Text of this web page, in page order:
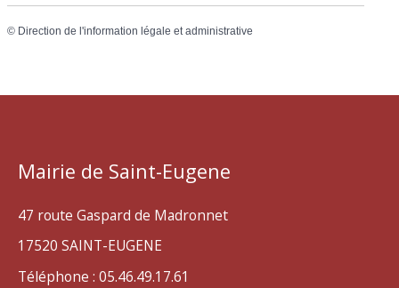
© Direction de l'information légale et administrative
Mairie de Saint-Eugene
47 route Gaspard de Madronnet
17520 SAINT-EUGENE
Téléphone : 05.46.49.17.61